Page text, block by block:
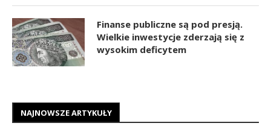
Finanse publiczne są pod presją.
Wielkie inwestycje zderzają się z
wysokim deficytem
NAJNOWSZE ARTYKUŁY